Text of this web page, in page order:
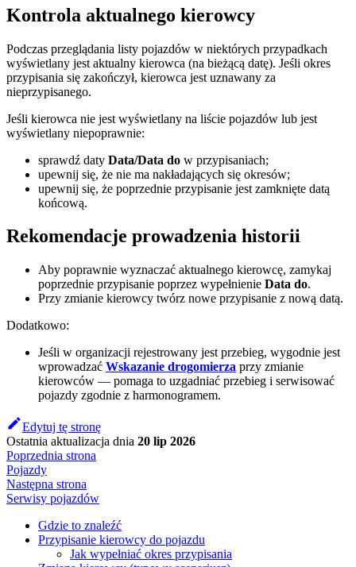
Kontrola aktualnego kierowcy
Podczas przeglądania listy pojazdów w niektórych przypadkach
wyświetlany jest aktualny kierowca (na bieżącą datę). Jeśli okres
przypisania się zakończył, kierowca jest uznawany za
nieprzypisanego.
Jeśli kierowca nie jest wyświetlany na liście pojazdów lub jest
wyświetlany niepoprawnie:
sprawdź daty Data/Data do w przypisaniach;
upewnij się, że nie ma nakładających się okresów;
upewnij się, że poprzednie przypisanie jest zamknięte datą
końcową.
Rekomendacje prowadzenia historii
Aby poprawnie wyznaczać aktualnego kierowcę, zamykaj
poprzednie przypisanie poprzez wypełnienie Data do.
Przy zmianie kierowcy twórz nowe przypisanie z nową datą.
Dodatkowo:
Jeśli w organizacji rejestrowany jest przebieg, wygodnie jest
wprowadzać Wskazanie drogomierza przy zmianie
kierowców — pomaga to uzgadniać przebieg i serwisować
pojazdy zgodnie z harmonogramem.
Edytuj tę stronę
Ostatnia aktualizacja dnia 20 lip 2026
Poprzednia strona
Pojazdy
Następna strona
Serwisy pojazdów
Gdzie to znaleźć
Przypisanie kierowcy do pojazdu
Jak wypełniać okres przypisania